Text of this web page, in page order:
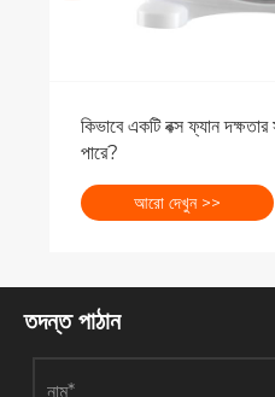
কিভাবে একটি বক্স ফ্যান
পারে?
আরো দেখুন >>
তদন্ত পাঠান